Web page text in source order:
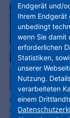
(von links) Bernd
Avram und Dr.
Endgerät und/
Ihrem
unbedingt
wenn Sie damit
erforderlichen
Statistiken,
unserer
Nutzung.
verarbeiteten
einem